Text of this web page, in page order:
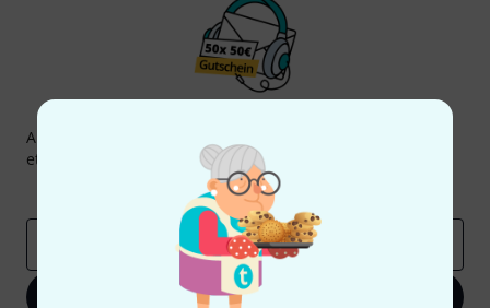
Abonniere den Thomann Newsletter und gewinne mit
etwas Glück einen von
50 Gutscheinen
Inspirierende Beiträge
Deals
Jetzt anmelden